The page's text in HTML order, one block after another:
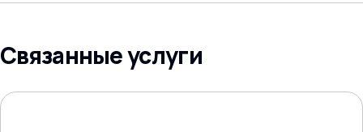
Связанные услуги